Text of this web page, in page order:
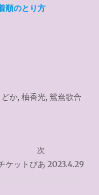
順のとり方
か, 柚香光, 鴛鴦歌合
次
ケットぴあ 2023.4.29